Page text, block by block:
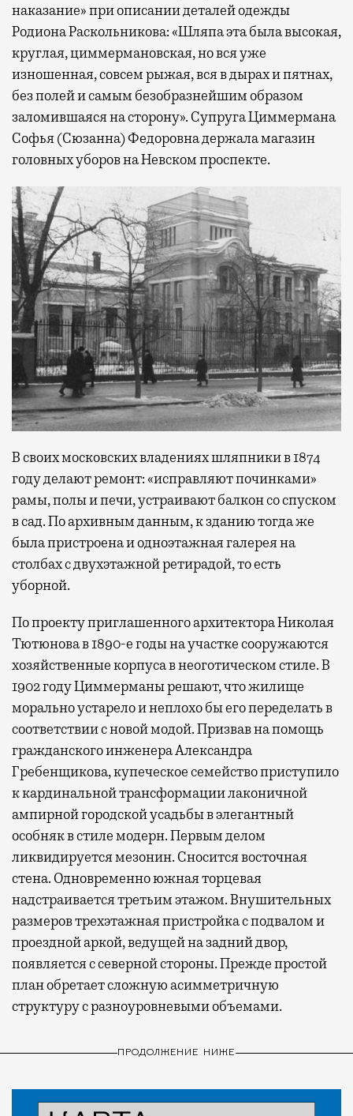
наказание» при описании деталей одежды
Родиона Раскольникова: «Шляпа эта была высокая,
круглая, циммермановская, но вся уже
изношенная, совсем рыжая, вся в дырах и пятнах,
без полей и самым безобразнейшим образом
заломившаяся на сторону». Супруга Циммермана
Софья (Сюзанна) Федоровна держала магазин
головных уборов на Невском проспекте.
В своих московских владениях шляпники в 1874
году делают ремонт: «исправляют починками»
рамы, полы и печи, устраивают балкон со спуском
в сад. По архивным данным, к зданию тогда же
была пристроена и одноэтажная галерея на
столбах с двухэтажной ретирадой, то есть
уборной.
По проекту приглашенного архитектора Николая
Тютюнова в 1890-е годы на участке сооружаются
хозяйственные корпуса в неоготическом стиле. В
1902 году Циммерманы решают, что жилище
морально устарело и неплохо бы его переделать в
соответствии с новой модой. Призвав на помощь
гражданского инженера Александра
Гребенщикова, купеческое семейство приступило
к кардинальной трансформации лаконичной
ампирной городской усадьбы в элегантный
особняк в стиле модерн. Первым делом
ликвидируется мезонин. Сносится восточная
стена. Одновременно южная торцевая
надстраивается третьим этажом. Внушительных
размеров трехэтажная пристройка с подвалом и
проездной аркой, ведущей на задний двор,
появляется с северной стороны. Прежде простой
план обретает сложную асимметричную
структуру с разноуровневыми объемами.
ПРОДОЛЖЕНИЕ НИЖЕ